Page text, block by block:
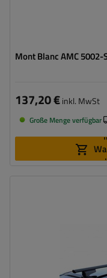
Mont Blanc AMC
137,20 €inkl. MwSt
Große Menge verfügbar